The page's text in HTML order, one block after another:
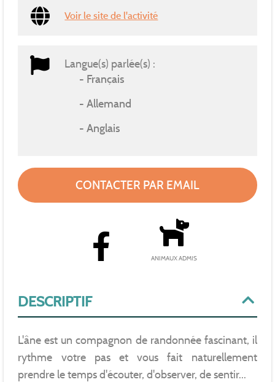
DESCRIPTIF
L'âne est un compagnon de randonnée fascinant, il
rythme votre pas et vous fait naturellement
prendre le temps d'écouter, d'observer, de sentir...
Voir le site de l'activité
Langue(s) parlée(s) :
Français
Allemand
Anglais
CONTACTER PAR EMAIL
ANIMAUX ADMIS